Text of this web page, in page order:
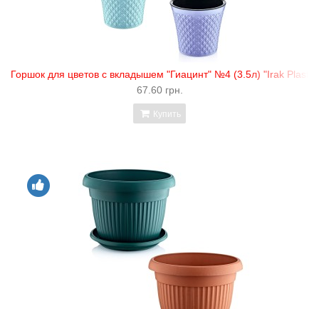
Горшок для цветов с вкладышем "Гиацинт" №4 (3.5л) "Irak Plastik"
67.60 грн.
Купить